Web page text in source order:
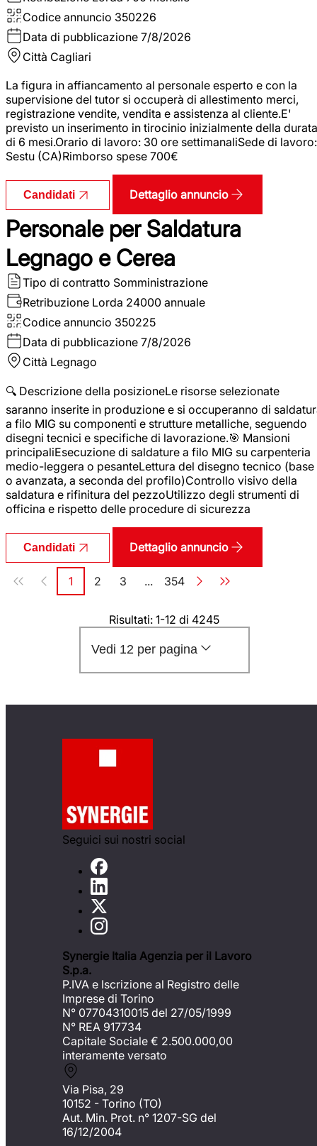
Codice annuncio 350226
Data di pubblicazione 7/8/2026
Città Cagliari
La figura in affiancamento al personale esperto e con la
supervisione del tutor si occuperà di allestimento merci,
registrazione vendite, vendita e assistenza al cliente.E'
previsto un inserimento in tirocinio inizialmente della durata
di 6 mesi.Orario di lavoro: 30 ore settimanaliSede di lavoro:
Sestu (CA)Rimborso spese 700€
Candidati Dettaglio annuncio
Personale per Saldatura
Legnago e Cerea
Tipo di contratto Somministrazione
Retribuzione Lorda 24000 annuale
Codice annuncio 350225
Data di pubblicazione 7/8/2026
Città Legnago
🔍 Descrizione della posizioneLe risorse selezionate
saranno inserite in produzione e si occuperanno di
a filo MIG su componenti e strutture metalliche, seguendo
disegni tecnici e specifiche di lavorazione.🎯 Mansioni
principaliEsecuzione di saldature a filo MIG su carpenteria
medio-leggera o pesanteLettura del disegno tecnico (base
o avanzata, a seconda del profilo)Controllo visivo della
saldatura e rifinitura del pezzoUtilizzo degli strumenti di
officina e rispetto delle procedure di sicurezza
Candidati Dettaglio annuncio
Paginazione
Pagina
1 Pagina
2 Pagina
3 ... Pagina
354
Risultati: 1-12 di 4245
Vedi 12 per pagina
Seguici sui nostri social
Synergie Italia Agenzia per il Lavoro
S.p.a.
P.IVA e Iscrizione al Registro delle
Imprese di Torino
N° 07704310015 del 27/05/1999
N° REA 917734
Capitale Sociale € 2.500.000,00
interamente versato
Via Pisa, 29
10152 - Torino (TO)
Aut. Min. Prot. n° 1207-SG del
16/12/2004